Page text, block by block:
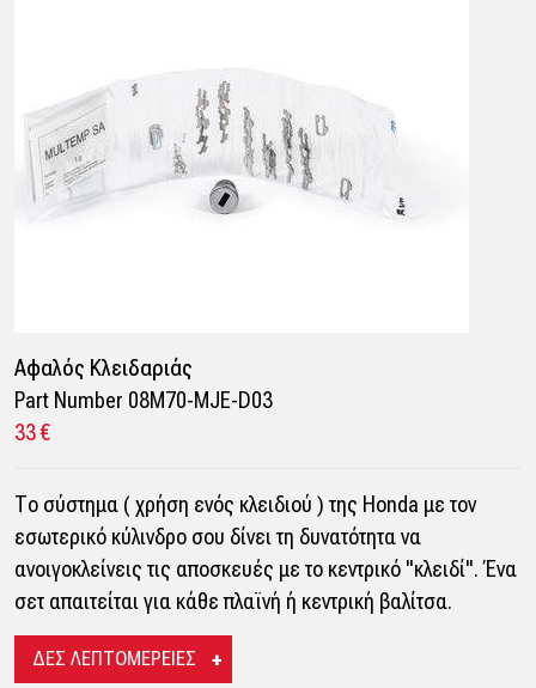
Αφαλός Κλειδαριάς
Part Number 08M70-MJE-D03
33 €
Το σύστημα ( χρήση ενός κλειδιού ) της Honda με τον
εσωτερικό κύλινδρο σου δίνει τη δυνατότητα να
ανοιγοκλείνεις τις αποσκευές με το κεντρικό "κλειδί". Ένα
σετ απαιτείται για κάθε πλαϊνή ή κεντρική βαλίτσα.
ΔΕΣ ΛΕΠΤΟΜΕΡΕΙΕΣ